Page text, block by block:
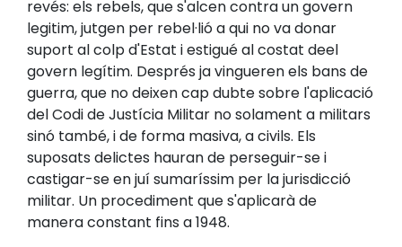
revés: els rebels, que s'alcen contra un govern
legitim, jutgen per rebel·lió a qui no va donar
suport al colp d'Estat i estigué al costat deel
govern legítim. Després ja vingueren els bans de
guerra, que no deixen cap dubte sobre l'aplicació
del Codi de Justícia Militar no solament a militars
sinó també, i de forma masiva, a civils. Els
suposats delictes hauran de perseguir-se i
castigar-se en juí sumaríssim per la jurisdicció
militar. Un procediment que s'aplicarà de
manera constant fins a 1948.